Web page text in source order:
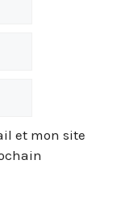
et mon site